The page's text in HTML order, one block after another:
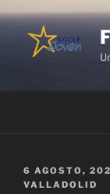
al
contenido
PUBLICADO
EL
6 AGOSTO,
VALLADOLID